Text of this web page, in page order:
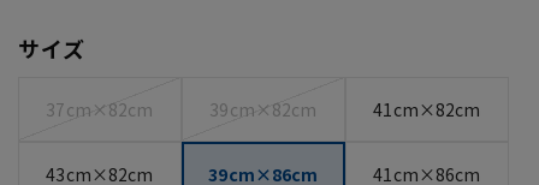
サイズ
37cm×82cm 39cm×82cm 41cm×82cm
43cm×82cm 39cm×86cm 41cm×86cm